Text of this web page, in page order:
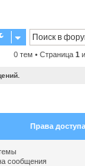
0 тем • Страница 1
Права доступа
сообщения